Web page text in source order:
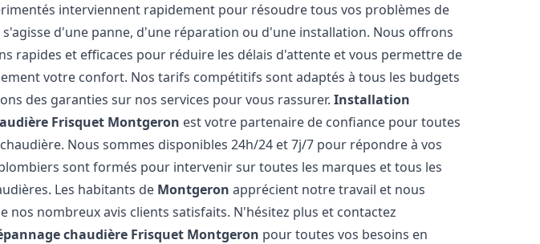
interviennent rapidement pour résoudre tous vos problèmes de
d'une panne, d'une réparation ou d'une installation. Nous offrons
rapides et efficaces pour réduire les délais d'attente et vous permettre de
votre confort. Nos tarifs compétitifs sont adaptés à tous les budgets
des garanties sur nos services pour vous rassurer.Installation
Frisquet Montgeron est votre partenaire de confiance pour toutes
Nous sommes disponibles 24h/24 et 7j/7 pour répondre à vos
sont formés pour intervenir sur toutes les marques et tous les
Les habitants de Montgeron apprécient notre travail et nous
nos nombreux avis clients satisfaits. N'hésitez plus et contactez
chaudière Frisquet Montgeron pour toutes vos besoins en